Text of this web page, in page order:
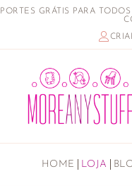
PORTES GRÁTIS PARA
HOME LOJA